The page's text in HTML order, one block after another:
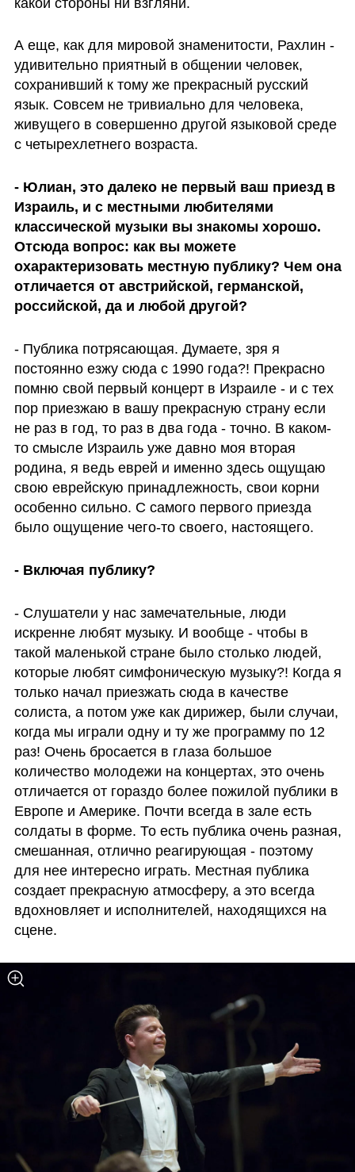
А еще, как для мировой знаменитости, Рахлин -
удивительно приятный в общении человек,
сохранивший к тому же прекрасный русский
язык. Совсем не тривиально для человека,
живущего в совершенно другой языковой среде
с четырехлетнего возраста.
- Юлиан, это далеко не первый ваш приезд в
Израиль, и с местными любителями
классической музыки вы знакомы хорошо.
Отсюда вопрос: как вы можете
охарактеризовать местную публику? Чем она
отличается от австрийской, германской,
российской, да и любой другой?
- Публика потрясающая. Думаете, зря я
постоянно езжу сюда с 1990 года?! Прекрасно
помню свой первый концерт в Израиле - и с тех
пор приезжаю в вашу прекрасную страну если
не раз в год, то раз в два года - точно. В каком-
то смысле Израиль уже давно моя вторая
родина, я ведь еврей и именно здесь ощущаю
свою еврейскую принадлежность, свои корни
особенно сильно. С самого первого приезда
было ощущение чего-то своего, настоящего.
- Включая публику?
- Слушатели у нас замечательные, люди
искренне любят музыку. И вообще - чтобы в
такой маленькой стране было столько людей,
которые любят симфоническую музыку?! Когда я
только начал приезжать сюда в качестве
солиста, а потом уже как дирижер, были случаи,
когда мы играли одну и ту же программу по 12
раз! Очень бросается в глаза большое
количество молодежи на концертах, это очень
отличается от гораздо более пожилой публики в
Европе и Америке. Почти всегда в зале есть
солдаты в форме. То есть публика очень разная,
смешанная, отлично реагирующая - поэтому
для нее интересно играть. Местная публика
создает прекрасную атмосферу, а это всегда
вдохновляет и исполнителей, находящихся на
сцене.